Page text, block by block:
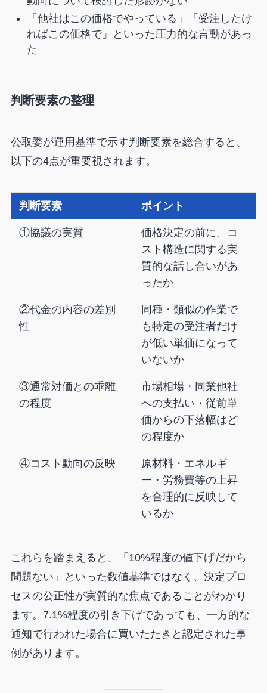
「他社はこの価格でやっている」「受注したけ
ればこの価格で」といった圧力的な言動があっ
た
判断要素の整理
公取委が運用基準で示す判断要素を総合すると、
以下の4点が重要視されます。
判断要素 ポイント
①協議の実質
価格決定の前に、コ
スト構造に関する実
質的な話し合いがあ
ったか
②代金の内容の差別
性
同種・類似の作業で
も特定の受注者だけ
が低い単価になって
いないか
③通常対価との乖離
の程度
市場相場・同業他社
への支払い・従前単
価からの下落幅はど
の程度か
④コスト動向の反映
原材料・エネルギ
ー・労務費等の上昇
を合理的に反映して
いるか
これらを踏まえると、「10%程度の値下げだから
問題ない」といった数値基準ではなく、決定プロ
セスの公正性が実質的な焦点であることがわかり
ます。7.1%程度の引き下げであっても、一方的な
通知で行われた場合に買いたたきと認定された事
例があります。